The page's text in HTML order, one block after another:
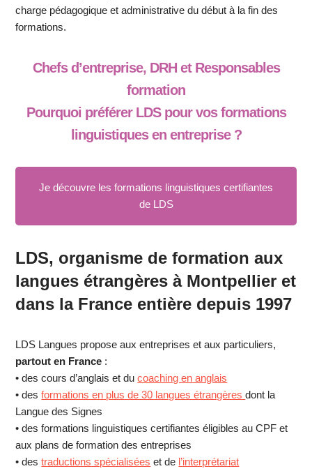
charge pédagogique et administrative du début à la fin des
formations.
Chefs d’entreprise, DRH et Responsables
formation
Pourquoi préférer LDS pour vos formations
linguistiques en entreprise ?
Je découvre les formations linguistiques certifiantes
de LDS
LDS, organisme de formation aux
langues étrangères à Montpellier et
dans la France entière depuis 1997
LDS Langues propose aux entreprises et aux particuliers,
partout en France :
• des cours d’anglais et ducoaching en anglais
• desformations en plus de 30 langues étrangèresdont la
Langue des Signes
• des formations linguistiques certifiantes éligibles au CPF et
aux plans de formation des entreprises
• destraductions spécialisées et de l’interprétariat